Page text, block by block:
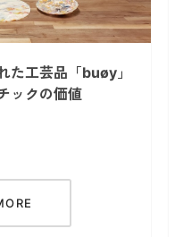
た工芸品「buøy」
ックの価値